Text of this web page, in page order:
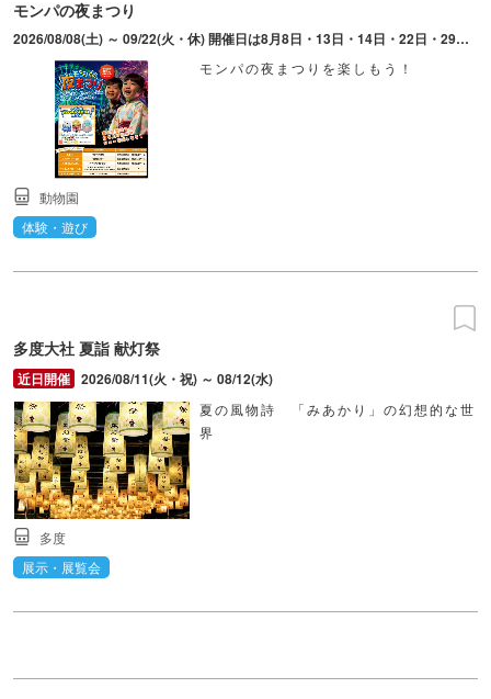
モンパの夜まつり
2026/08/08(土) ～ 09/22(火・休) 開催日は8月8日・13日・14日・22日・29日、9月5日・12日・19日～22日。20時まで延長営業。
モンパの夜まつりを楽しもう！
動物園
体験・遊び
多度大社 夏詣 献灯祭
2026/08/11(火・祝) ～ 08/12(水)
夏の風物詩 「みあかり」の幻想的な世
界
多度
展示・展覧会